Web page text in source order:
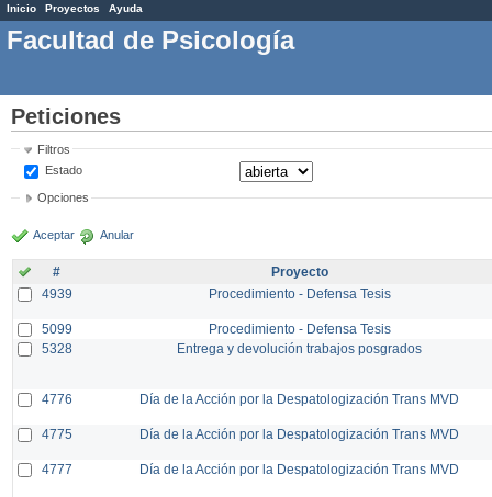
Inicio Proyectos Ayuda
Facultad de Psicología
Peticiones
Filtros
Estado
Opciones
Aceptar Anular
#
Proyecto
4939
Procedimiento - Defensa Tesis
5099
Procedimiento - Defensa Tesis
5328
Entrega y devolución trabajos posgrados
4776 Día de la Acción por la Despatologización Trans MVD
4775 Día de la Acción por la Despatologización Trans MVD
4777 Día de la Acción por la Despatologización Trans MVD